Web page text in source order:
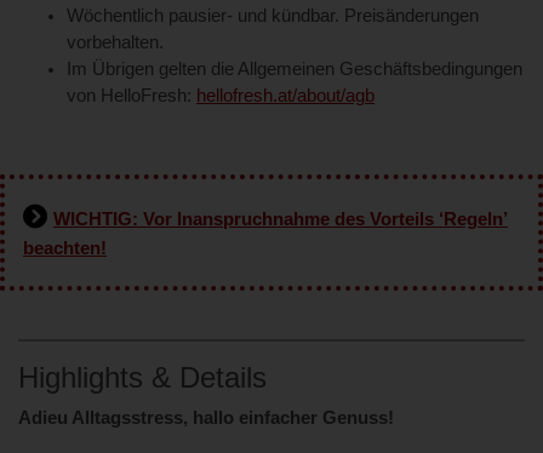
Wöchentlich pausier- und kündbar. Preisänderungen
vorbehalten.
Im Übrigen gelten die Allgemeinen Geschäftsbedingungen
von HelloFresh: hellofresh.at/about/agb
WICHTIG: Vor Inanspruchnahme des Vorteils ‘Regeln’
beachten!
Highlights & Details
Adieu Alltagsstress, hallo einfacher Genuss!